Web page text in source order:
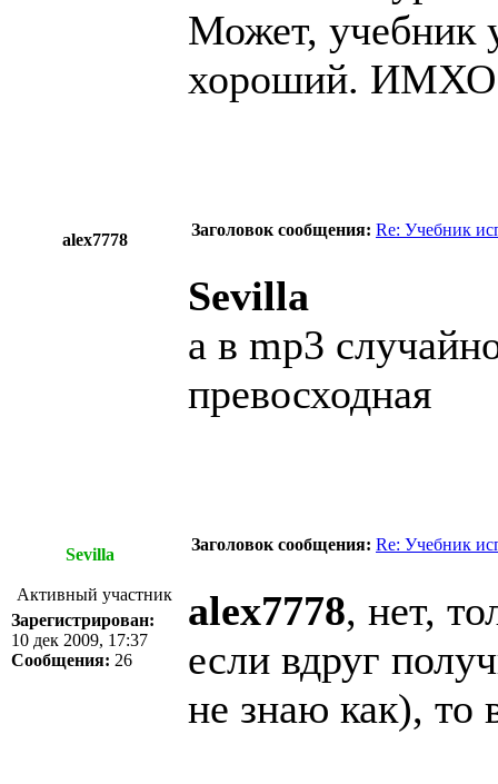
Может, учебник
хороший.
alex7778
Заголовок сообщения: Re: Учебник
Sevilla
а в mp3
превосходная
Sevilla
Заголовок сообщения: Re: Учебник
Активный участник
Зарегистрирован:
10 дек 2009, 17:37
Сообщения: 26
alex7778, нет,
если вдруг
не знаю как), то